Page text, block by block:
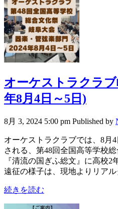
オーケストラクラ
年8月4日～5日)
8月 3, 2024 5:00 pm Published by
オーケストラクラブでは、8月
される、第48回全国高等学校
『清流の国ぎふ総文』に高校2
遠征の様子は、現地よりリア
続きを読む